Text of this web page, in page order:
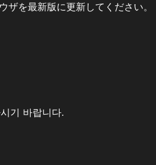
を最新版に更新してください。
기 바랍니다.